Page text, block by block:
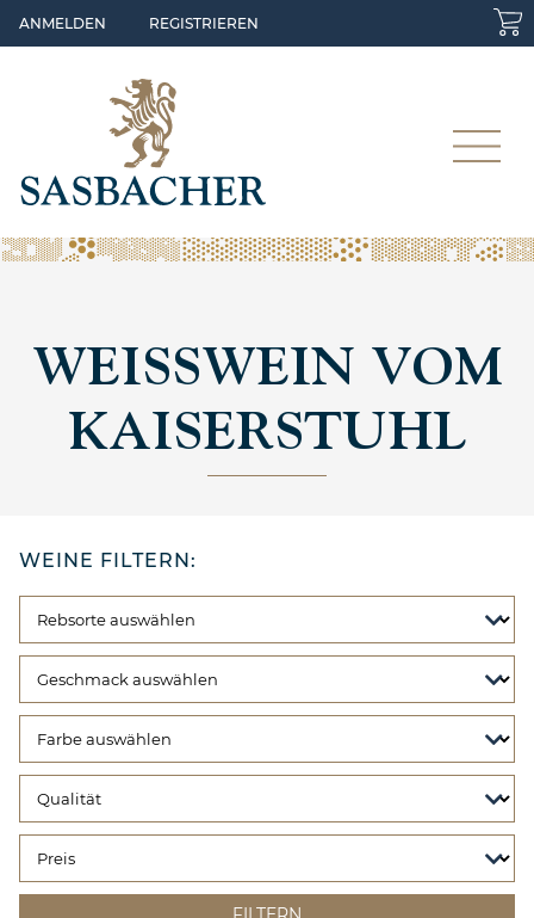
Skip to main content
ANMELDEN REGISTRIEREN
WEISSWEIN VOM
KAISERSTUHL
WEINE FILTERN: